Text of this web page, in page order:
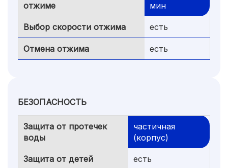
отжиме
мин
Выбор скорости отжима есть
Отмена отжима есть
БЕЗОПАСНОСТЬ
Защита от протечек
воды
частичная
(корпус)
Защита от детей есть